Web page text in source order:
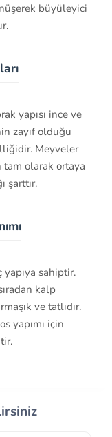
büyüleyici
yapısı ince ve
zayıf olduğu
Meyveler
olarak ortaya
şarttır.
sahiptir.
kalp
ve tatlıdır.
yapımı için